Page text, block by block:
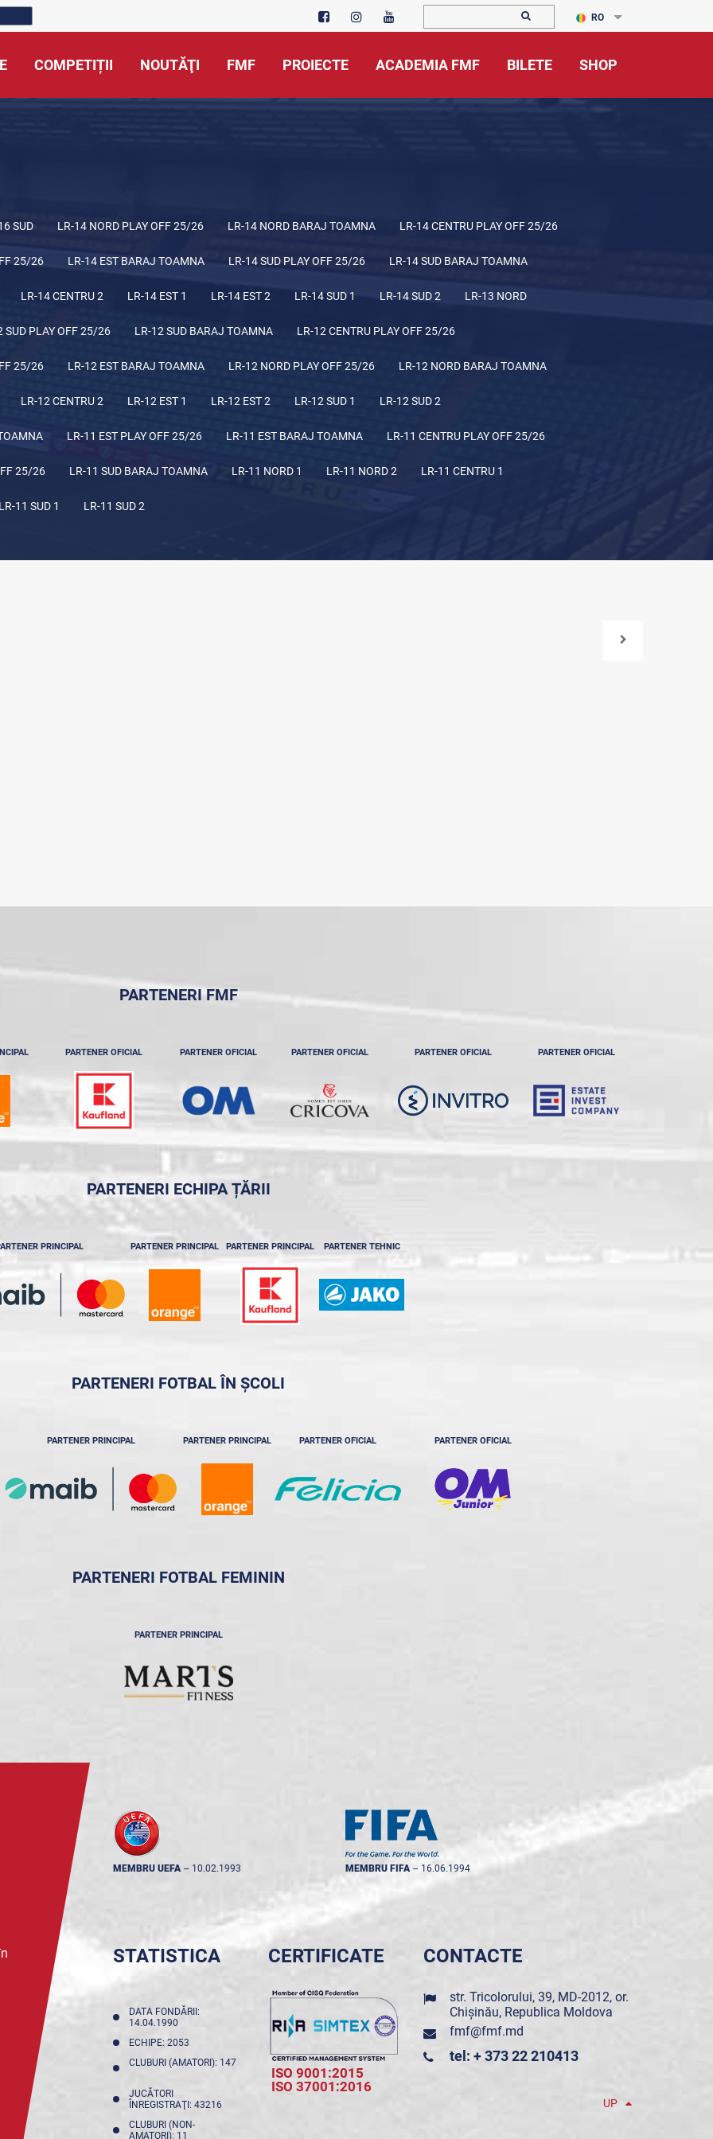
RO
COMPETIȚII NOUTĂŢI FMF PROIECTE ACADEMIA FMF BILETE SHOP
SUD LR-14 NORD PLAY OFF 25/26 LR-14 NORD BARAJ TOAMNA LR-14 CENTRU PLAY OFF 25/26
25/26 LR-14 EST BARAJ TOAMNA LR-14 SUD PLAY OFF 25/26 LR-14 SUD BARAJ TOAMNA
LR-14 CENTRU 2 LR-14 EST 1 LR-14 EST 2 LR-14 SUD 1 LR-14 SUD 2 LR-13 NORD
SUD PLAY OFF 25/26 LR-12 SUD BARAJ TOAMNA LR-12 CENTRU PLAY OFF 25/26
25/26 LR-12 EST BARAJ TOAMNA LR-12 NORD PLAY OFF 25/26 LR-12 NORD BARAJ TOAMNA
LR-12 CENTRU 2 LR-12 EST 1 LR-12 EST 2 LR-12 SUD 1 LR-12 SUD 2
LR-11 EST PLAY OFF 25/26 LR-11 EST BARAJ TOAMNA LR-11 CENTRU PLAY OFF 25/26
25/26 LR-11 SUD BARAJ TOAMNA LR-11 NORD 1 LR-11 NORD 2 LR-11 CENTRU 1
11 SUD 1 LR-11 SUD 2
PARTENERI FMF
PARTENER OFICIAL PARTENER OFICIAL PARTENER OFICIAL PARTENER OFICIAL PARTENER OFICIAL
PARTENERI ECHIPA ȚĂRII
PRINCIPAL PARTENER PRINCIPAL PARTENER PRINCIPAL PARTENER TEHNIC
PARTENERI FOTBAL ÎN ȘCOLI
PARTENER PRINCIPAL PARTENER PRINCIPAL PARTENER OFICIAL PARTENER OFICIAL
PARTENERI FOTBAL FEMININ
PARTENER PRINCIPAL
MEMBRU UEFA -- 10.02.1993 MEMBRU FIFA -- 16.06.1994
STATISTICA
DATA FONDĂRII:
14.04.1990
ECHIPE: 2053
CLUBURI (AMATORI): 147
JUCĂTORI
ÎNREGISTRAŢI: 43216
CLUBURI (NON-
AMATORI): 11
CERTIFICATE
ISO 9001:2015
ISO 37001:2016
CONTACTE
str. Tricolorului, 39, MD-2012, or.
Chișinău, Republica Moldova
fmf@fmf.md
tel: + 373 22 210413
UP